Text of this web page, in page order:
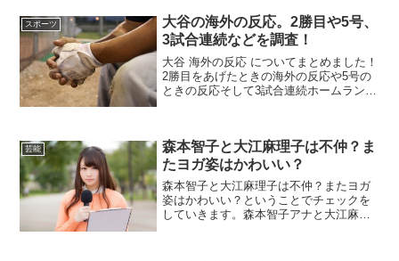
スポーツ
大谷の海外の反応。2勝目や5号、
3試合連続などを調査！
大谷 海外の反応 についてまとめました！
2勝目をあげたときの海外の反応や5号の
ときの反応そして3試合連続ホームランを
よ。ワクワクしま...
芸能
森本智子と大江麻理子は不仲？ま
たヨガ姿はかわいい？
森本智子と大江麻理子は不仲？またヨガ
姿はかわいい？ということでチェックを
していきます。森本智子アナと大江麻理